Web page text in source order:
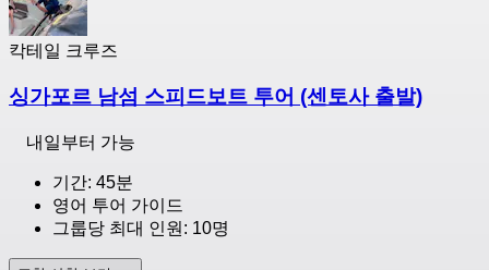
칵테일 크루즈
싱가포르 남섬 스피드보트 투어 (센토사 출발)
내일부터 가능
기간: 45분
영어 투어 가이드
그룹당 최대 인원: 10명